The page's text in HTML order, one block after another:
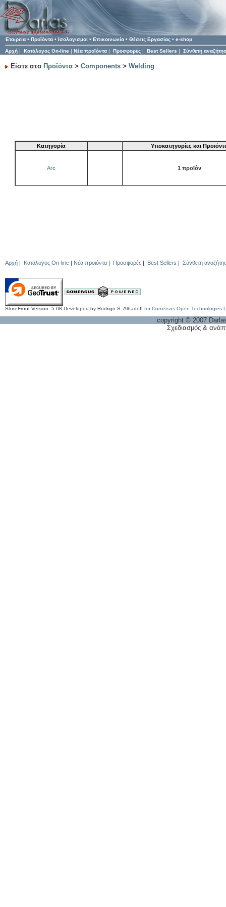
Εταιρεία • Προϊόντα • Ισολογισμοί • Επικοινωνία • Θέσεις Εργασίας • e-shop
Αρχή | Κατάλογος On-line | Νέα προϊόντα | Προσφορές | Best Sellers | Σύνθετη
Είστε στο Προϊόντα > Components > Welding
Κατηγορία Υποκατηγορίες και
Arc 1 προϊόν
Αρχή Κατάλογος On-line Νέα προϊόντα Προσφορές Best Sellers Σύνθετη
StoreFront Version: 5.08 Developed by Rodrigo S. Alhadeff forComersus Open Technologies
copyright © 2007
Σχεδιασμός &